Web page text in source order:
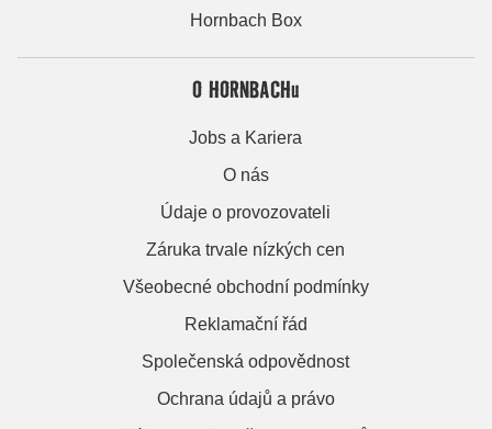
Hornbach Box
O HORNBACHu
Jobs a Kariera
O nás
Údaje o provozovateli
Záruka trvale nízkých cen
Všeobecné obchodní podmínky
Reklamační řád
Společenská odpovědnost
Ochrana údajů a právo